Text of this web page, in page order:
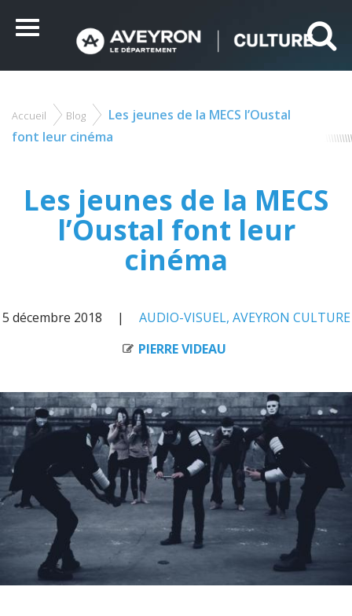
Menu
Vous
êtes
Accueil Blog
Les jeunes de la MECS l’Oustal
font leur cinéma
Les jeunes de la MECS
l’Oustal font leur
cinéma
5 décembre 2018 AUDIO-VISUEL, AVEYRON CULTURE
PIERRE VIDEAU
ceux que vous souhaitez activer
Tout accepter Tout refuser Personnaliser